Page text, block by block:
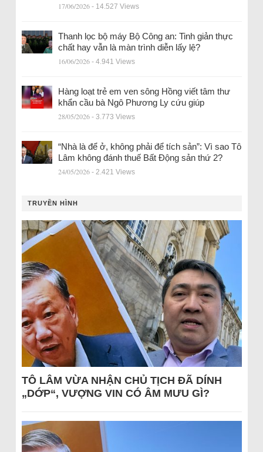
17/06/2026 - 14.527 Views
Thanh lọc bộ máy Bộ Công an: Tinh giản thực
chất hay vẫn là màn trình diễn lấy lệ?
16/06/2026 - 4.941 Views
Hàng loạt trẻ em ven sông Hồng viết tâm thư
khẩn cầu bà Ngô Phương Ly cứu giúp
28/05/2026 - 3.773 Views
“Nhà là để ở, không phải để tích sản”: Vì sao Tô
Lâm không đánh thuế Bất Động sản thứ 2?
24/05/2026 - 2.421 Views
TRUYỀN HÌNH
TÔ LÂM VỪA NHẬN CHỦ TỊCH ĐÃ DÍNH
„DỚP“, VƯỢNG VIN CÓ ÂM MƯU GÌ?